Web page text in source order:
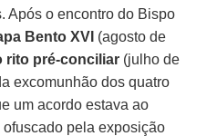
Após o encontro do Bispo
Bento XVI (agosto de
rito pré-conciliar (julho de
excomunhão dos quatro
um acordo estava ao
pela exposição